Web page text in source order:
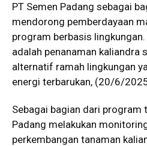
PT Semen Padang sebagai
mendorong pemberdayaan
program berbasis
adalah penanaman kaliandra
alternatif ramah lingkungan
energi terbarukan, (20/6/
Sebagai bagian dari program
Padang melakukan
perkembangan tanaman